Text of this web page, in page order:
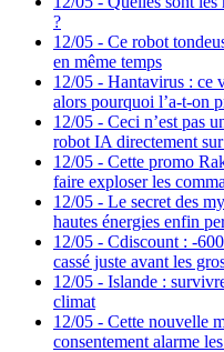
?
12/05 - Ce robot
en même temps
12/05 - Hantavirus : ce
alors pourquoi l’a-t-on
12/05 - Ceci n’est pas
robot IA directement
12/05 - Cette promo
faire exploser les
12/05 - Le secret des
hautes énergies enfin
12/05 - Cdiscount : -
cassé juste avant les
12/05 - Islande :
climat
12/05 - Cette nouvelle
consentement alarme